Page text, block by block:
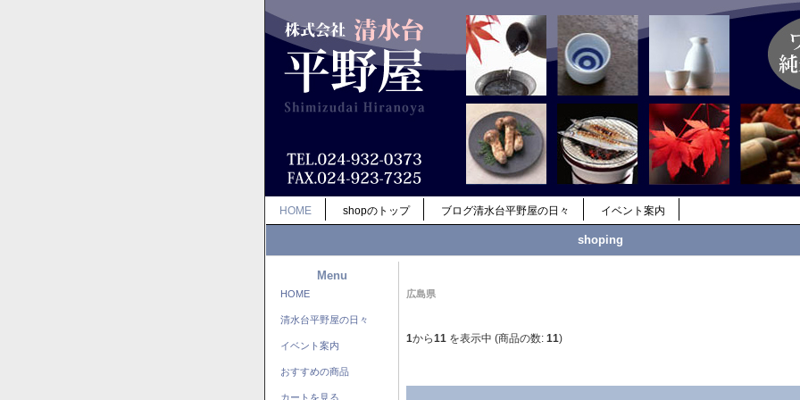
HOME shopのトップ ブログ清水台平野屋の日々 イベント案内
shoping
Menu
HOME
清水台平野屋の日々
イベント案内
おすすめの商品
カートを見る
広島県
1から11 を表示中 (商品の数: 11)